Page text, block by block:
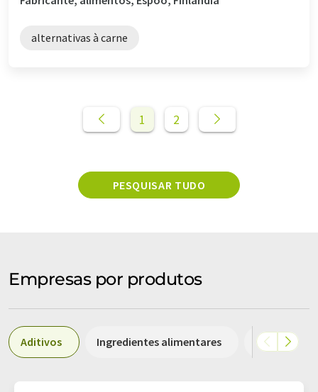
alternativas à carne
1 2
PESQUISAR TUDO
Empresas por produtos
Aditivos Ingredientes alimentares Proteínas